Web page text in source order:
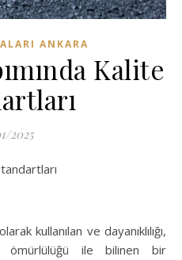
ANKARA
Kalite
2025
kullanılan ve dayanıklılığı,
ile bilinen bir